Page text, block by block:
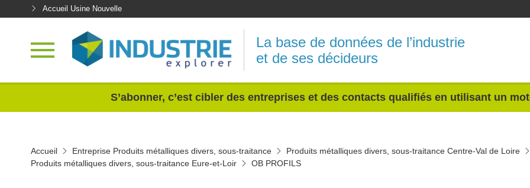
Accueil Usine Nouvelle
La base de données de l’industrie
et de ses décideurs
S’abonner, c’est cibler des entreprises et des contacts qualifiés en utilisant un
Accueil Entreprise Produits métalliques divers, sous-traitance
Produits métalliques divers, sous-traitance Centre-Val de Loire
Produits métalliques divers, sous-traitance Eure-et-Loir
OB PROFILS